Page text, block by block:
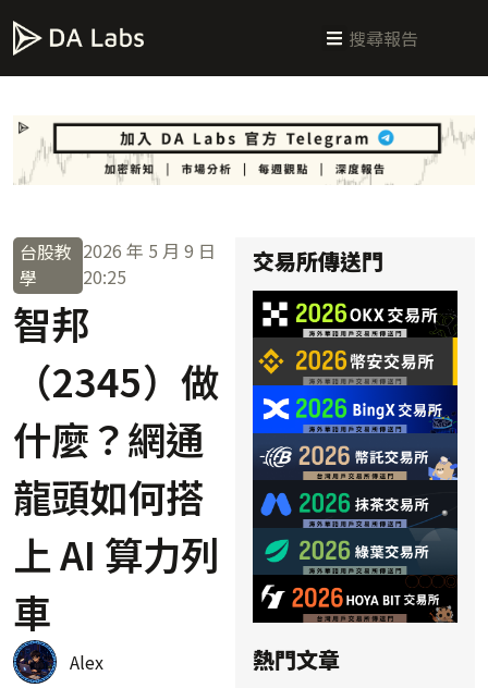
台股教
學
2026 年 5 月 9 日
20:25
智邦
（2345）做
什麼？網通
龍頭如何搭
上 AI 算力列
車
Alex
交易所傳送門
熱門文章